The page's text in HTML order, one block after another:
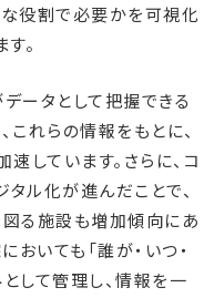
役割で必要かを可視化
。
ータとして把握できる
れらの情報をもとに、
しています。さらに、コ
ル化が進んだことで、
る施設も増加傾向にあ
おいても「誰が・いつ・
して管理し、情報を一